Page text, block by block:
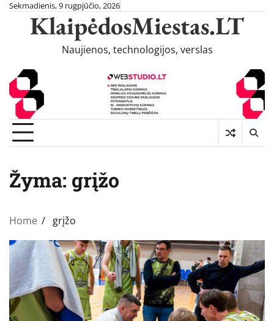
Skip
content
Sekmadienis, 9 rugpjūčio, 2026
KlaipėdosMiestas.LT
Naujienos, technologijos, verslas
Žyma: grįžo
Home grįžo